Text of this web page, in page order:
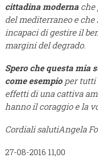
cittadina moderna che
del mediterraneo e
incapaci di gestire il
margini del degrado.
Spero che questa mia
come esempioper tutti
effetti di una cattiva
hanno il coraggio e la
Cordiali salutiAngela
27-08-2016 11,00